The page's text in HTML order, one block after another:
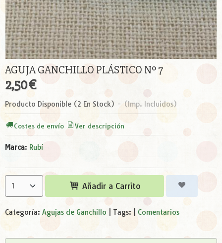
AGUJA GANCHILLO PLÁSTICO Nº 7
2,50 €
Producto Disponible (2 En Stock) - (Imp. Incluidos)
Costes de envío Ver descripción
Marca: Rubí
Añadir a Carrito
Categoría: Agujas de Ganchillo Tags: Comentarios